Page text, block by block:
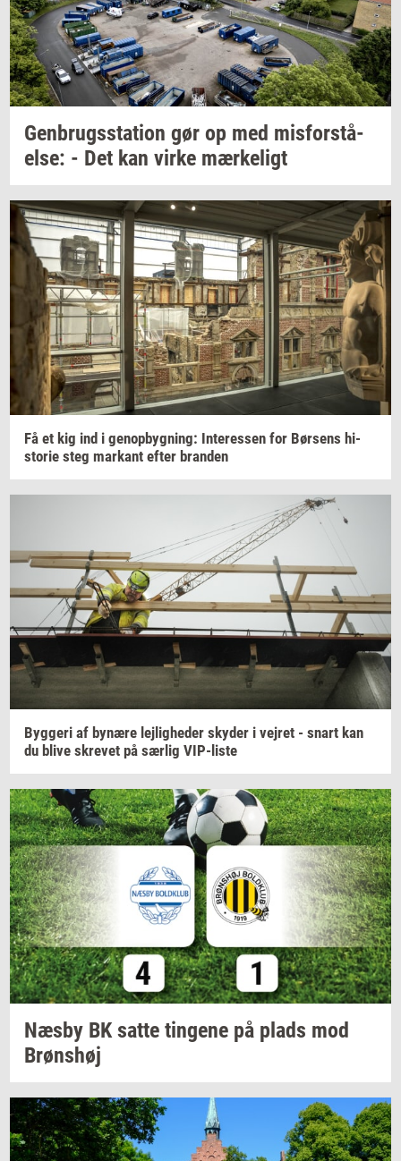
Gen­brugs­sta­tion gør op med mis­for­stå­
el­se: - Det kan virke mær­ke­ligt
Få et kig ind i genop­byg­ning: In­ter­es­sen for Bør­sens hi­
sto­rie steg mar­kant efter bran­den
Byg­ge­ri af by­næ­re lej­lig­he­der sky­der i vej­ret - snart kan
du blive skre­vet på sær­lig VIP-​liste
Næsby BK satte tin­ge­ne på plads mod
Brøns­høj